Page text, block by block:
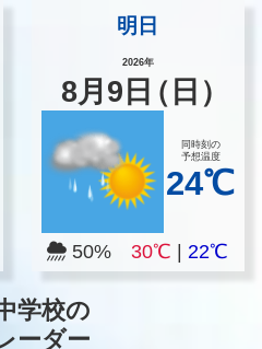
明日
2026年
8月 9 日（日）
同時刻の
予想温度
24℃
50%30℃ |22℃
学校の
ーダー